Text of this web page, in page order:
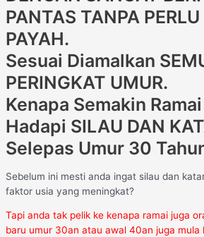
PANTAS TANPA
PAYAH.
Sesuai Diamalkan
PERINGKAT UMUR.
Kenapa Semakin
Hadapi SILAU DAN
Selepas Umur 30
Sebelum ini mesti anda ingat silau dan
faktor usia yang meningkat?
Tapi anda tak pelik ke kenapa ramai juga
baru umur 30an atau awal 40an juga mula